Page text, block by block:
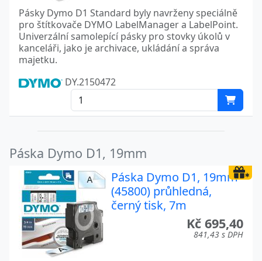
Pásky Dymo D1 Standard byly navrženy speciálně
pro štítkovače DYMO LabelManager a LabelPoint.
Univerzální samolepící pásky pro stovky úkolů v
kanceláři, jako je archivace, ukládání a správa
majetku.
DY.2150472
Páska Dymo D1, 19mm
Páska Dymo D1, 19mm
(45800) průhledná,
černý tisk, 7m
Kč 695,40
841,43 s DPH